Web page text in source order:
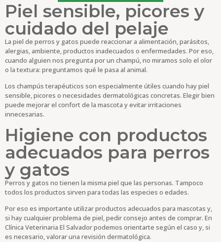
Piel sensible, picores y
cuidado del pelaje
La piel de perros y gatos puede reaccionar a alimentación, parásitos,
alergias, ambiente, productos inadecuados o enfermedades. Por eso,
cuando alguien nos pregunta por un champú, no miramos solo el olor
o la textura: preguntamos qué le pasa al animal.
Los champús terapéuticos son especialmente útiles cuando hay piel
sensible, picores o necesidades dermatológicas concretas. Elegir bien
puede mejorar el confort de la mascota y evitar irritaciones
innecesarias.
Higiene con productos
adecuados para perros
y gatos
Perros y gatos no tienen la misma piel que las personas. Tampoco
todos los productos sirven para todas las especies o edades.
Por eso es importante utilizar productos adecuados para mascotas y,
si hay cualquier problema de piel, pedir consejo antes de comprar. En
Clínica Veterinaria El Salvador podemos orientarte según el caso y, si
es necesario, valorar una revisión dermatológica.